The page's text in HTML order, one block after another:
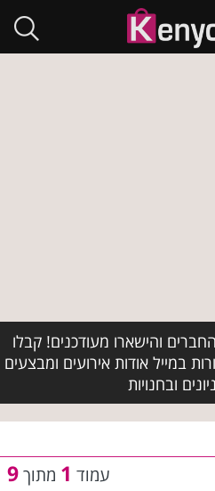
והישארו מעודכנים! קבלו
במייל אודות אירועים ומבצעים
ובחנויות
עמוד 1 מתוך9